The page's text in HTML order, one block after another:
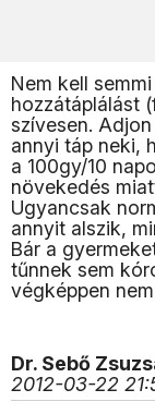
Nem kell
hozzátáplálást
szívesen.
annyi táp neki,
a 100gy/10
növekedés
Ugyancsak
annyit alszik,
Bár a
tűnnek sem
végképpen
Dr. Sebő
2012-03-22